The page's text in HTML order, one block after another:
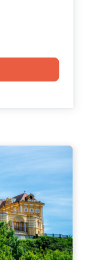
für die
die
wie